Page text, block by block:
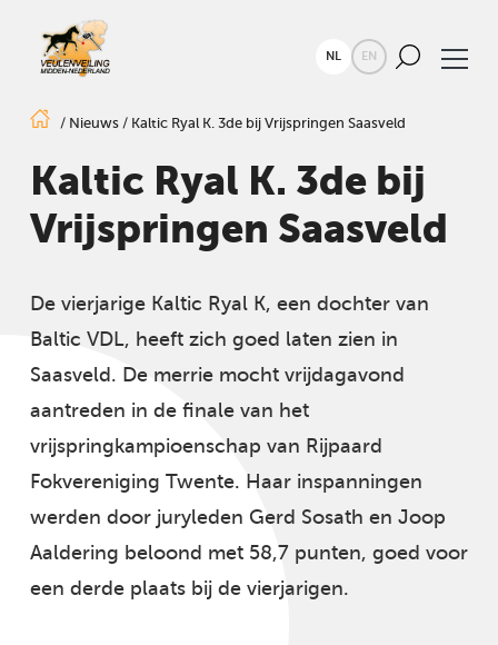
NL EN
/ Nieuws/ Kaltic Ryal K. 3de bij Vrijspringen Saasveld
Kaltic Ryal K. 3de bij
Vrijspringen Saasveld
De vierjarige Kaltic Ryal K, een dochter van
Baltic VDL, heeft zich goed laten zien in
Saasveld. De merrie mocht vrijdagavond
aantreden in de finale van het
vrijspringkampioenschap van Rijpaard
Fokvereniging Twente. Haar inspanningen
werden door juryleden Gerd Sosath en Joop
Aaldering beloond met 58,7 punten, goed voor
een derde plaats bij de vierjarigen.